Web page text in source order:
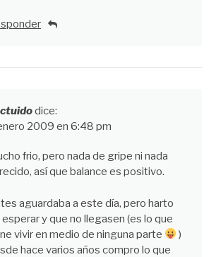
dice:
2009 en 6:48 pm
frio, pero nada de gripe ni nada
así que balance es positivo.
aguardaba a este día, pero harto
y que no llegasen (es lo que
vivir en medio de ninguna parte
)
hace varios años compro lo que